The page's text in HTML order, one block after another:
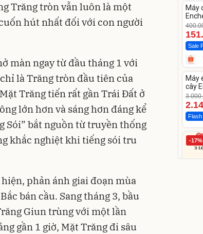
Trăng tròn vẫn luôn là một
hút nhất đối với con người
màn ngay từ đầu tháng 1 với
là Trăng tròn đầu tiên của
Trăng tiến rất gần Trái Đất ở
lớn hơn và sáng hơn đáng kể
Sói” bắt nguồn từ truyền thống
khắc nghiệt khi tiếng sói tru
phản ánh giai đoạn mùa
bán cầu. Sang tháng 3, bầu
Giun trùng với một lần
gần 1 giờ, Mặt Trăng đi sâu
-62%
Máy
dao
Sale
-28%
Máy
cây
Flash
-17%